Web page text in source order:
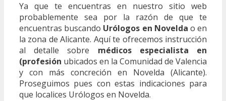
Ya que te encuentras en nuestro sitio web
probablemente sea por la razón de que te
encuentras buscando Urólogos en Novelda o en
la zona de Alicante. Aquí te ofrecemos instrucción
al detalle sobre médicos especialista en
(profesión ubicados en la Comunidad de Valencia
y con más concreción en Novelda (Alicante).
Proseguimos pues con estas indicaciones para
que localices Urólogos en Novelda.